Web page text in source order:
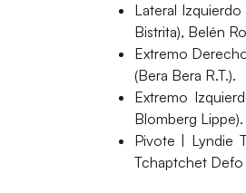
Lateral Izquierdo
Bistrita), Belén
Extremo
(Bera Bera R.T.).
Extremo
Blomberg Lippe).
Pivote | Lyndie
Tchaptchet Defo